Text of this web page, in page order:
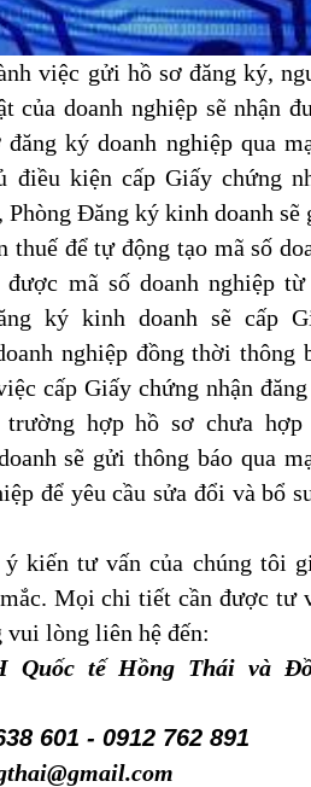
việc gửi hồ sơ đăng ký,
của doanh nghiệp sẽ nhận
ký doanh nghiệp qua
kiện cấp Giấy chứng
Phòng Đăng ký kinh doanh sẽ
thuế để tự động tạo mã số
được mã số doanh nghiệp
ký kinh doanh sẽ cấp
nghiệp đồng thời thông
cấp Giấy chứng nhận
trường hợp hồ sơ chưa
sẽ gửi thông báo qua
để yêu cầu sửa đổi và bổ
kiến tư vấn của chúng tôi
Mọi chi tiết cần được tư
vui lòng liên hệ đến:
Quốc tế Hồng Thái và
601 - 0912 762 891